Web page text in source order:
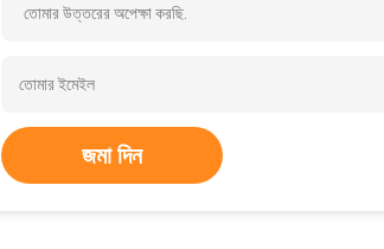
তোমার উত্তরের অপেক্ষা করছি.
জমা দিন